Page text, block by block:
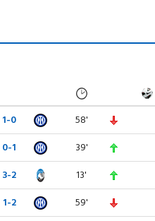
1-0 58'
0-1 39'
3-2 13'
1-2 59'